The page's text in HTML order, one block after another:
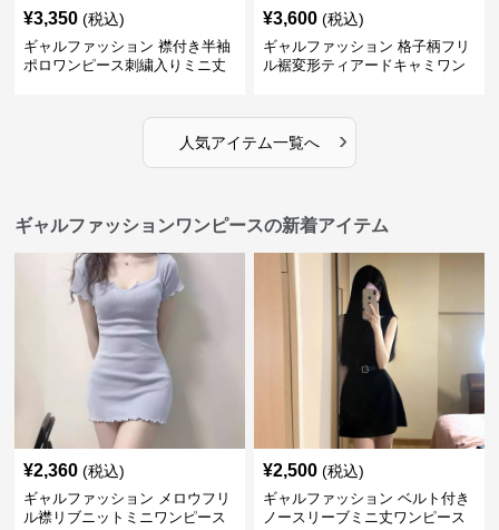
¥3,350 (税込)
ギャルファッション 襟付き半袖
ポロワンピース刺繍入りミニ丈
¥3,600 (税込)
ギャルファッション 格子柄フリ
ル裾変形ティアードキャミワン
人気アイテム一覧へ ›
ギャルファッションワンピースの新着アイテム
¥2,360 (税込)
ギャルファッション メロウフリ
ル襟リブニットミニワンピース
¥2,500 (税込)
ギャルファッション ベルト付き
ノースリーブミニ丈ワンピース